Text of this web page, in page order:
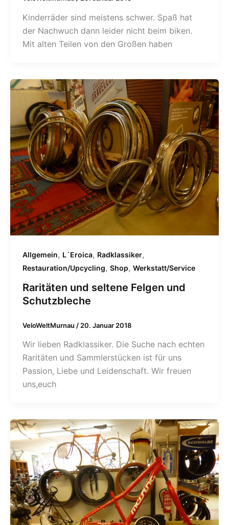
Kinderräder sind meistens schwer. Spaß hat
der Nachwuch dann leider nicht beim biken.
Mit alten Teilen von den Großen haben
Allgemein, L´Eroica, Radklassiker,
Restauration/Upcycling, Shop, Werkstatt/Service
Raritäten und seltene Felgen und
Schutzbleche
VeloWeltMurnau / 20. Januar 2018
Wir lieben Radklassiker. Die Suche nach echten
Raritäten und Sammlerstücken ist für uns
Passion, Liebe und Leidenschaft. Wir freuen
uns,euch